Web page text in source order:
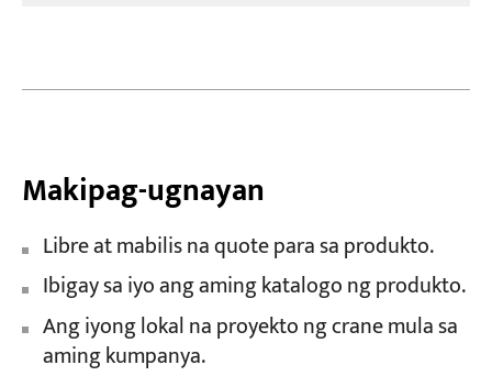
Makipag-ugnayan
Libre at mabilis na quote para sa produkto.
Ibigay sa iyo ang aming katalogo ng produkto.
Ang iyong lokal na proyekto ng crane mula sa
aming kumpanya.